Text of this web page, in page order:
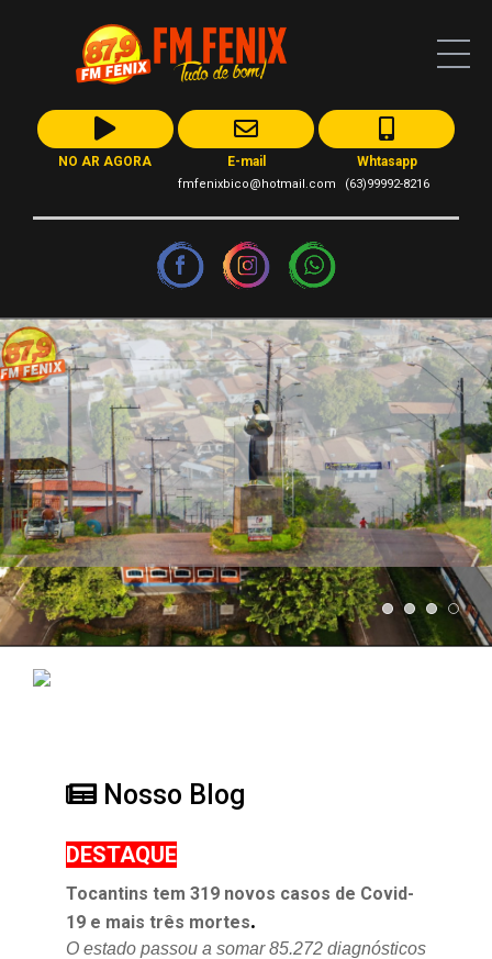
NO AR AGORA E-mail
fmfenixbico@hotmail.com
Whtasapp
(63)99992-8216
Nosso Blog
DESTAQUE
Tocantins tem 319 novos casos de Covid-
19 e mais três mortes.
O estado passou a somar 85.272 diagnósticos